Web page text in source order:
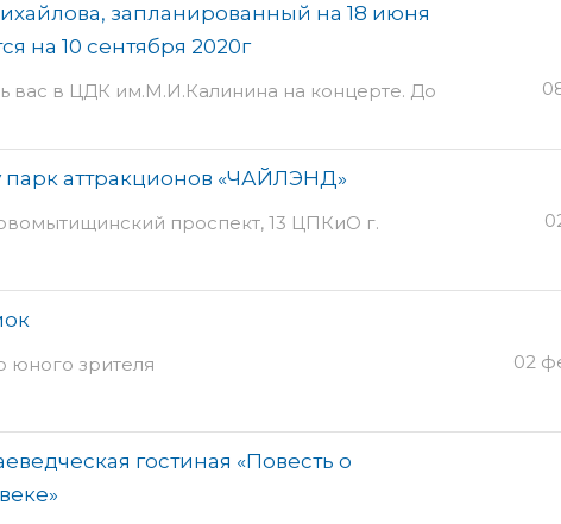
запланированный на 18 июня
на 10 сентября 2020г
вас в ЦДК им.М.И.Калинина на концерте. До
парк аттракционов «ЧАЙЛЭНД»
проспект, 13 ЦПКиО г.
юного зрителя 02
гостиная «Повесть о